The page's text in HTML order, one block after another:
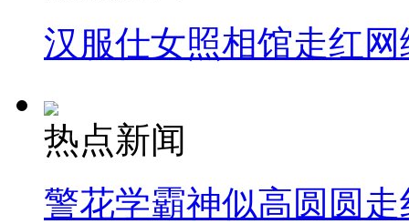
汉服仕女照相馆走红网
热点新闻
警花学霸神似高圆圆走